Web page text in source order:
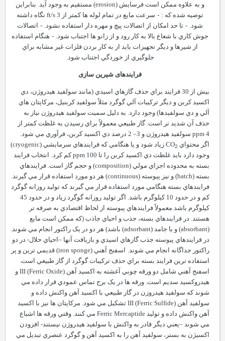
و به علاوه ممکن است فرسايش (erosion) مستقيم به وجود آيد. بنابراين
توصيه شده که : - سرعت مايع در تمام لوله ها کمتر از ft/s3 نگاه داشته
شود. -تا حد امکان از اتصالات پيچ و مهره دار استفاده نشود. -اتصالات
جوش کاري با شعاع بالا به کار رود و از زانو ها اجتناب شود. -هنگام استفاده
از شيرها و ديگر تجهيزات بايد از به کار بردن فلزات غير مشابه براي
جلوگيري از خوردگي اجتناب شود.
فرايندهای شيرين سازی
بيش از 30 فرايند براي حذف گازهاي اسيدي (مانند سولفيد هيدروژن، دي
اکسيد کربن و ديگر ترکيبات آلي گوگرد مثلاً سولفيد کربنيل، مرکاپتان هاي
آلي و دي سولفيدها) وجود دارد. به دليل سميت سولفيد هيدروژن نياز به
حذف آن شديد تر است. گاز طبيعي معمولاً براي رسيدن به غلظت کمتر از
ppm
–
2 درصد دي اکسيد کربن، فرآوري مي شود.
اگر محتواي CO2 زياد شود و يا هنگامي که فرايندهاي سرمايشي(cryogenic)
وجود دارد بايد غلظت دي اکسيد کربن را تا
ppm 100 کم کرد.
انتخاب فرايند
بسته به محدوده اجزاي مولي(composition)
و حجم گاز است. فرايندهاي
بسته(batch) و نيز پيوسته(continuous)
هر دو مورد استفاده قرار مي گيرند.
فرايندهاي بسته هنگامي مورد استفاده قرار مي گيرند که توليد روزانه گوگرد
کم و در حدود 10 کيلوگرم باشد. اگر توليد روزانه گوگرد زياد و در حدود 45
کيلوگرم باشد معمولاً فرايندهاي پيوسته از لحاظ اقتصادي به صرفه تر
هستند. در فرايندهاي بسته، جذب و احياي جاذب (که ممکن است مايع
و يا جامد(adsorbant)
باشد) هر دو در يک راکتور انجام مي شوند.
در فرايندهاي پيوسته جذب گازهاي اسيدي و بازيافت آنها–احياي حلال- در دو
راکتور جداگانه انجام مي شوند. اسفنج آهني(iron sponge)
قديمي ترين و پر
استفاده ترين فرايند بسته براي حذف ترکيبات گوگرد از گاز طبيعي است.
اسفنج آهني شامل دو ورقه چوبي آغشته به اکسيد آهن
III (Ferric Oxide)
و
هيدروکسيد سديم است. ورقه ها در يک برج تماس عمودي قرار داده مي
شوند که سولفيد هيدروزن در گاز طبيعي با اکسيد آهن واکنش داده و
سولفيد آهن
III (Ferric Sulfide)
تشکيل مي شود. مرکاپتان ها نيز با اکسيد
آهن واکنش داده و توليدFerric Mercaptide مي کنند. وقتي ورقه ها اشباع
مي شوند–يعني ديگر قادر به واکنش با سولفيد هيدروژن نيستند- افزودن
اکسيژن به بستر، سولفيد آهن را به اکسيد آهن و گوگرد عنصري تبديل مي